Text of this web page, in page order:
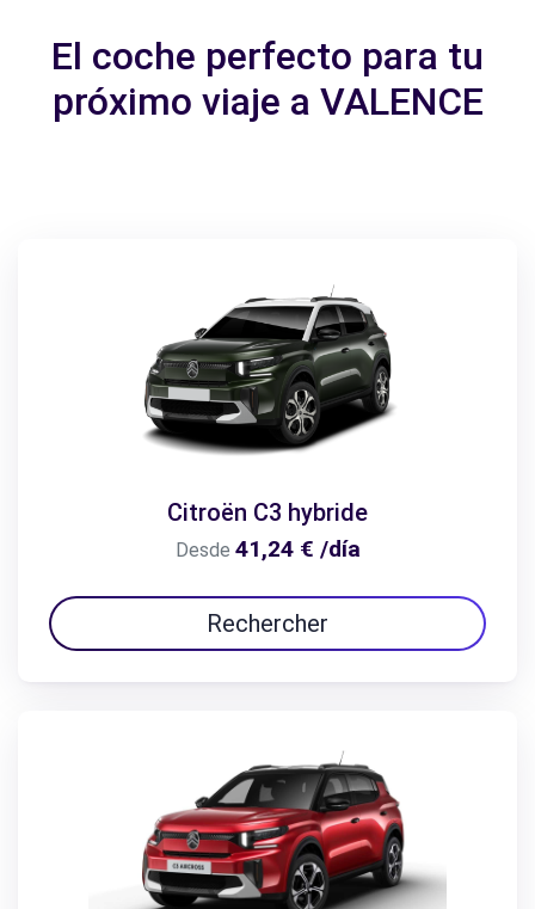
El coche perfecto para tu
próximo viaje a VALENCE
Citroën C3 hybride
Desde 41,24 € /día
Rechercher